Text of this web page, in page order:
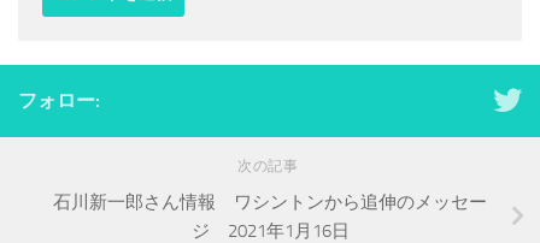
フォロー:
次の記事
石川新一郎さん情報 ワシントンから追伸のメッセー
ジ 2021年1月16日